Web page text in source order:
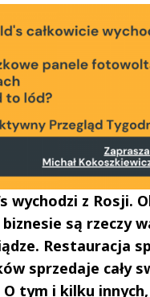
wychodzi z Rosji.
są rzeczy
Restauracja
sprzedaje cały
tym i kilku innych,